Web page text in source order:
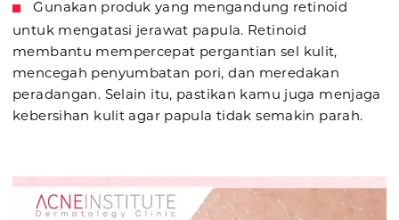
Gunakan produk yang mengandung retinoid
untuk mengatasi jerawat papula. Retinoid
membantu mempercepat pergantian sel kulit,
mencegah penyumbatan pori, dan meredakan
peradangan. Selain itu, pastikan kamu juga menjaga
kebersihan kulit agar papula tidak semakin parah.